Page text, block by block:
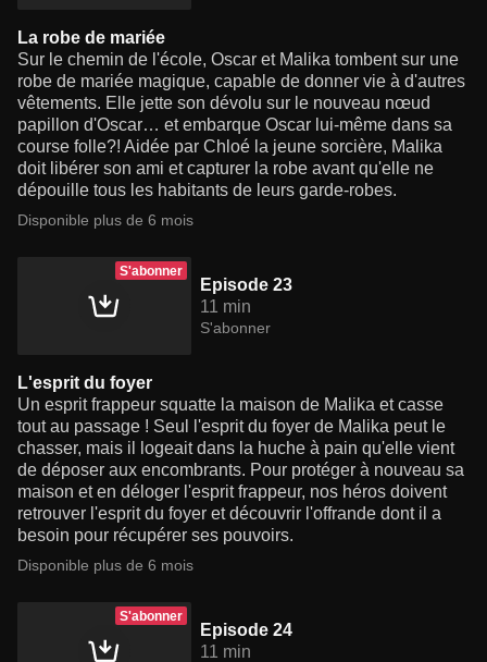
La robe de mariée
Sur le chemin de l'école, Oscar et Malika tombent sur une
robe de mariée magique, capable de donner vie à d'autres
vêtements. Elle jette son dévolu sur le nouveau nœud
papillon d'Oscar… et embarque Oscar lui-même dans sa
course folle?! Aidée par Chloé la jeune sorcière, Malika
doit libérer son ami et capturer la robe avant qu'elle ne
dépouille tous les habitants de leurs garde-robes.
Disponible plus de 6 mois
S'abonner
Episode 23
11 min
S'abonner
L'esprit du foyer
Un esprit frappeur squatte la maison de Malika et casse
tout au passage ! Seul l'esprit du foyer de Malika peut le
chasser, mais il logeait dans la huche à pain qu'elle vient
de déposer aux encombrants. Pour protéger à nouveau sa
maison et en déloger l'esprit frappeur, nos héros doivent
retrouver l'esprit du foyer et découvrir l'offrande dont il a
besoin pour récupérer ses pouvoirs.
Disponible plus de 6 mois
S'abonner
Episode 24
11 min